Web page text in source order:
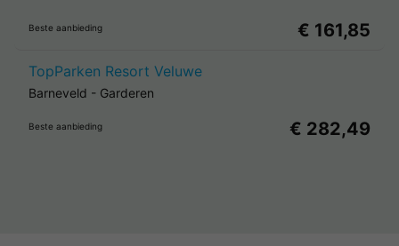
Beste aanbieding € 161,85
TopParken Resort Veluwe
Barneveld - Garderen
Beste aanbieding € 282,49